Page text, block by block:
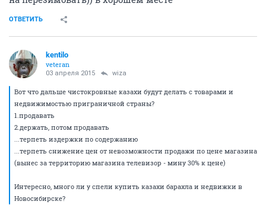
ОТВЕТИТЬ
kentilo
veteran
03 апреля 2015 wiza
Вот что дальше чистокровные казахи будут делать с товарами и
недвижимостью приграничной страны?
1.продавать
2.держать, потом продавать
...терпеть издержки по содержанию
...терпеть снижение цен от невозможности продажи по цене магазина
(вынес за территорию магазина телевизор - мину 30% к цене)
Интересно, много ли у спели купить казахи барахла и недвижки в
Новосибирске?